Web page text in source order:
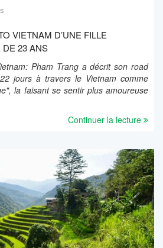
VIETNAM D’UNE FILLE
23 ANS
Pham Trang a décrit son road
jours à travers le Vietnam comme
la faisant se sentir plus amoureuse
Continuer la lecture